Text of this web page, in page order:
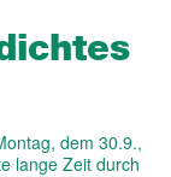
dem 30.9.,
lange Zeit durch